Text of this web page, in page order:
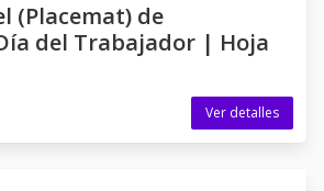
(Placemat) de
del Trabajador | Hoja
Ver detalles